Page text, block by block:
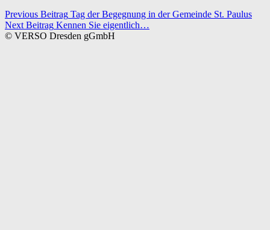
Beitragsnavigation
Previous Beitrag Tag der Begegnung in der Gemeinde St. Paulus
Next Beitrag Kennen Sie eigentlich…
© VERSO Dresden gGmbH